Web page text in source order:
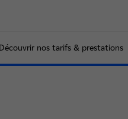
Découvrir nos tarifs & prestations